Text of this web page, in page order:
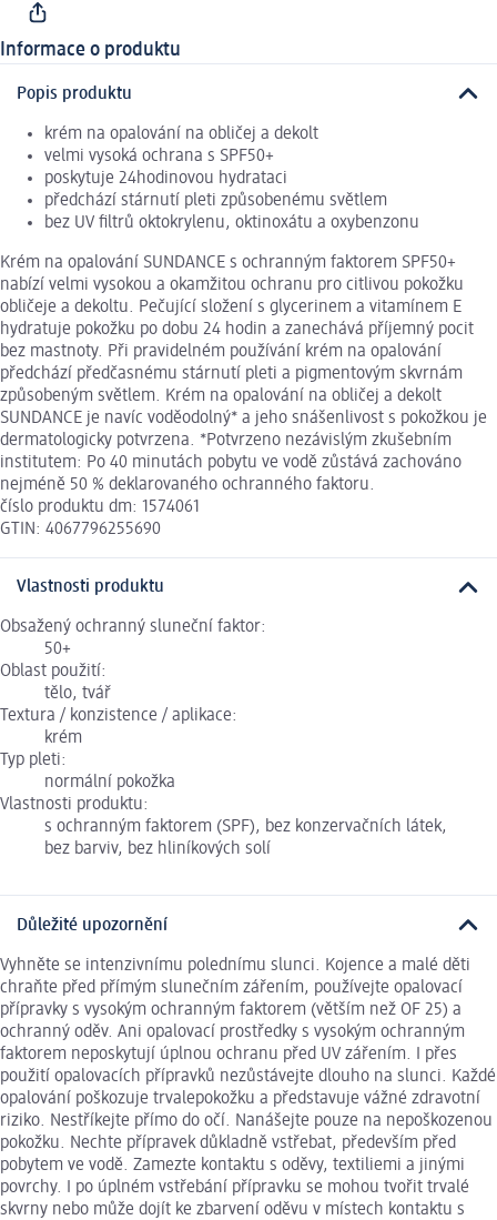
Informace o produktu
Popis produktu
krém na opalování na obličej a dekolt
velmi vysoká ochrana s SPF50+
poskytuje 24hodinovou hydrataci
předchází stárnutí pleti způsobenému světlem
bez UV filtrů oktokrylenu, oktinoxátu a oxybenzonu
Krém na opalování SUNDANCE s ochranným faktorem SPF50+
nabízí velmi vysokou a okamžitou ochranu pro citlivou pokožku
obličeje a dekoltu. Pečující složení s glycerinem a vitamínem E
hydratuje pokožku po dobu 24 hodin a zanechává příjemný pocit
bez mastnoty. Při pravidelném používání krém na opalování
předchází předčasnému stárnutí pleti a pigmentovým skvrnám
způsobeným světlem. Krém na opalování na obličej a dekolt
SUNDANCE je navíc voděodolný* a jeho snášenlivost s pokožkou je
dermatologicky potvrzena. *Potvrzeno nezávislým zkušebním
institutem: Po 40 minutách pobytu ve vodě zůstává zachováno
nejméně 50 % deklarovaného ochranného faktoru.
číslo produktu dm: 1574061
GTIN: 4067796255690
Vlastnosti produktu
Obsažený ochranný sluneční faktor:
50+
Oblast použití:
tělo, tvář
Textura / konzistence / aplikace:
krém
Typ pleti:
normální pokožka
Vlastnosti produktu:
s ochranným faktorem (SPF), bez konzervačních látek,
bez barviv, bez hliníkových solí
Důležité upozornění
Vyhněte se intenzivnímu polednímu slunci. Kojence a malé děti
chraňte před přímým slunečním zářením, používejte opalovací
přípravky s vysokým ochranným faktorem (větším než OF 25) a
ochranný oděv. Ani opalovací prostředky s vysokým ochranným
faktorem neposkytují úplnou ochranu před UV zářením. I přes
použití opalovacích přípravků nezůstávejte dlouho na slunci. Každé
opalování poškozuje trvalepokožku a představuje vážné zdravotní
riziko. Nestříkejte přímo do očí. Nanášejte pouze na nepoškozenou
pokožku. Nechte přípravek důkladně vstřebat, především před
pobytem ve vodě. Zamezte kontaktu s oděvy, textiliemi a jinými
povrchy. I po úplném vstřebání přípravku se mohou tvořit trvalé
skvrny nebo může dojít ke zbarvení oděvu v místech kontaktu s